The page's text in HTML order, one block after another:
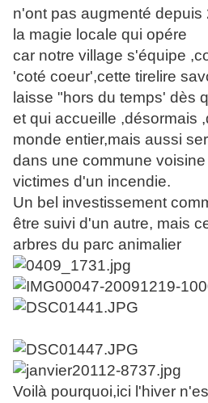
n'ont pas augmenté depuis
la magie locale qui opére
car notre village s'équipe
'coté coeur',cette tirelire
laisse "hors du temps' dès
et qui accueille ,désormais
monde entier,mais aussi
dans une commune
victimes d'un incendie.
Un bel investissement
être suivi d'un autre, mais
arbres du parc animalier
Voilà pourquoi,ici l'hiver